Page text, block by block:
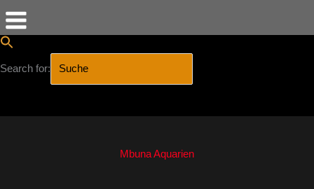
Search for:
Mbuna Aquarien